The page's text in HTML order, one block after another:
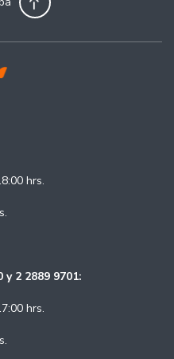
hrs.
2 2889 9701:
hrs.